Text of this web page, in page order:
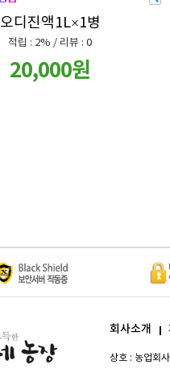
오디진액1L×1병
적립 : 2% / 리뷰 : 0
20,000원
회사소개
상호 : 농업회